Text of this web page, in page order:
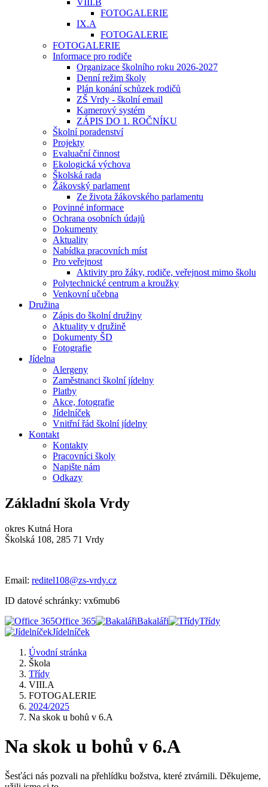
VIII.B
FOTOGALERIE
IX.A
FOTOGALERIE
FOTOGALERIE
Informace pro rodiče
Organizace školního roku 2026-2027
Denní režim školy
Plán konání schůzek rodičů
ZŠ Vrdy - školní email
Kamerový systém
ZÁPIS DO 1. ROČNÍKU
Školní poradenství
Projekty
Evaluační činnost
Ekologická výchova
Školská rada
Žákovský parlament
Ze života žákovského parlamentu
Povinné informace
Ochrana osobních údajů
Dokumenty
Aktuality
Nabídka pracovních míst
Pro veřejnost
Aktivity pro žáky, rodiče, veřejnost mimo školu
Polytechnické centrum a kroužky
Venkovní učebna
Družina
Zápis do školní družiny
Aktuality v družině
Dokumenty ŠD
Fotografie
Jídelna
Alergeny
Zaměstnanci školní jídelny
Platby
Akce, fotografie
Jídelníček
Vnitřní řád školní jídelny
Kontakt
Kontakty
Pracovníci školy
Napište nám
Odkazy
Základní škola Vrdy
okres Kutná Hora
Školská 108, 285 71 Vrdy
Email: reditel108@zs-vrdy.cz
ID datové schránky: vx6mub6
Office 365
Bakaláři
Třídy
Jídelníček
Úvodní stránka
Škola
Třídy
VIII.A
FOTOGALERIE
2024/2025
Na skok u bohů v 6.A
Na skok u bohů v 6.A
Šesťáci nás pozvali na přehlídku božstva, které ztvárnili. Děkujeme,